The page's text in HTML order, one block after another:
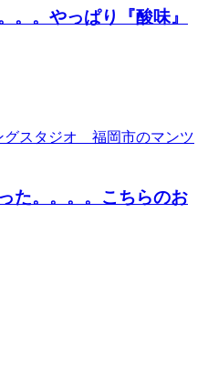
。。やっぱり『酸味』
た。。。。こちらのお